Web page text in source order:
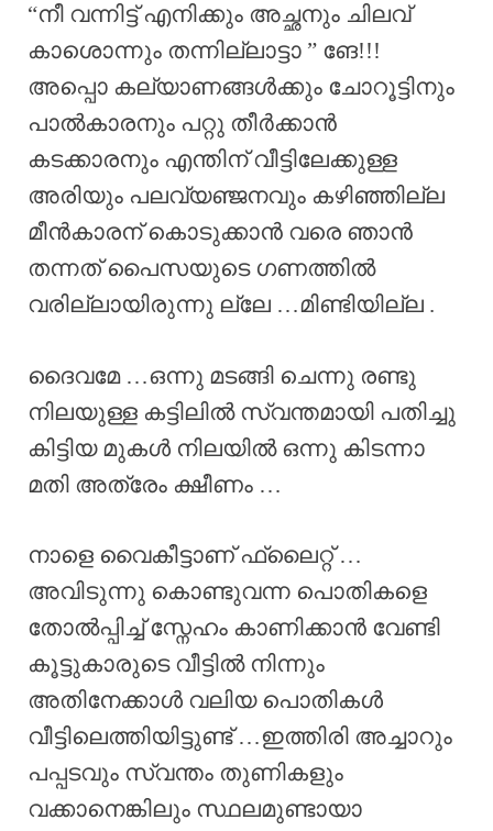
“നീ വന്നിട്ട് എനിക്കും അച്ഛനും ചിലവ്
കാശൊന്നും തന്നില്ലാട്ടാ ” ങേ!!!
അപ്പൊ കല്യാണങ്ങൾക്കും ചോറൂട്ടിനും
പാൽകാരനും പറ്റു തീർക്കാൻ
കടക്കാരനും എന്തിന് വീട്ടിലേക്കുള്ള
അരിയും പലവ്യഞ്ജനവും കഴിഞ്ഞില്ല
മീൻകാരന് കൊടുക്കാൻ വരെ ഞാൻ
തന്നത് പൈസയുടെ ഗണത്തിൽ
വരില്ലായിരുന്നു ല്ലേ …മിണ്ടിയില്ല .
ദൈവമേ …ഒന്നു മടങ്ങി ചെന്നു രണ്ടു
നിലയുള്ള കട്ടിലിൽ സ്വന്തമായി പതിച്ചു
കിട്ടിയ മുകൾ നിലയിൽ ഒന്നു കിടന്നാ
മതി അത്രേം ക്ഷീണം …
നാളെ വൈകീട്ടാണ് ഫ്ലൈറ്റ് …
അവിടുന്നു കൊണ്ടുവന്ന പൊതികളെ
തോൽപ്പിച്ച് സ്നേഹം കാണിക്കാൻ വേണ്ടി
കൂട്ടുകാരുടെ വീട്ടിൽ നിന്നും
അതിനേക്കാൾ വലിയ പൊതികൾ
വീട്ടിലെത്തിയിട്ടുണ്ട് …ഇത്തിരി അച്ചാറും
പപ്പടവും സ്വന്തം തുണികളും
വക്കാനെങ്കിലും സ്ഥലമുണ്ടായാ